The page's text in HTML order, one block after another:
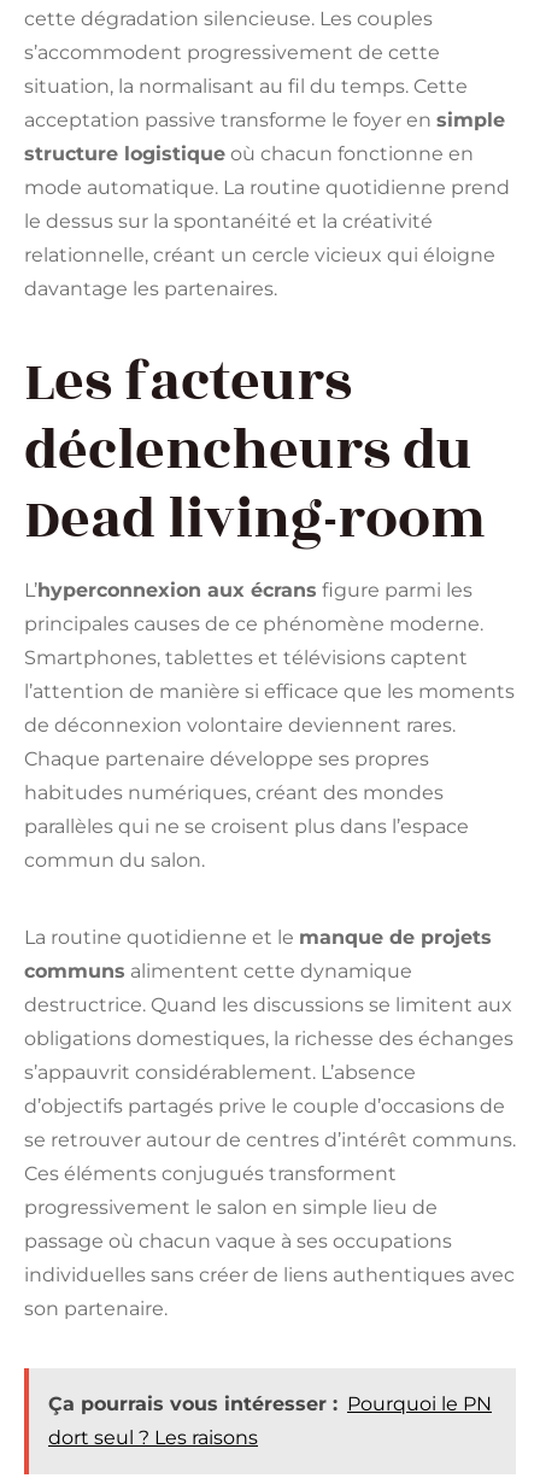
cette dégradation silencieuse. Les couples
s’accommodent progressivement de cette
situation, la normalisant au fil du temps. Cette
acceptation passive transforme le foyer en simple
structure logistique où chacun fonctionne en
mode automatique. La routine quotidienne prend
le dessus sur la spontanéité et la créativité
relationnelle, créant un cercle vicieux qui éloigne
davantage les partenaires.
Les facteurs
déclencheurs du
Dead living-room
L’hyperconnexion aux écrans figure parmi les
principales causes de ce phénomène moderne.
Smartphones, tablettes et télévisions captent
l’attention de manière si efficace que les moments
de déconnexion volontaire deviennent rares.
Chaque partenaire développe ses propres
habitudes numériques, créant des mondes
parallèles qui ne se croisent plus dans l’espace
commun du salon.
La routine quotidienne et le manque de projets
communs alimentent cette dynamique
destructrice. Quand les discussions se limitent aux
obligations domestiques, la richesse des échanges
s’appauvrit considérablement. L’absence
d’objectifs partagés prive le couple d’occasions de
se retrouver autour de centres d’intérêt communs.
Ces éléments conjugués transforment
progressivement le salon en simple lieu de
passage où chacun vaque à ses occupations
individuelles sans créer de liens authentiques avec
son partenaire.
Ça pourrais vous intéresser : Pourquoi le PN
dort seul ? Les raisons